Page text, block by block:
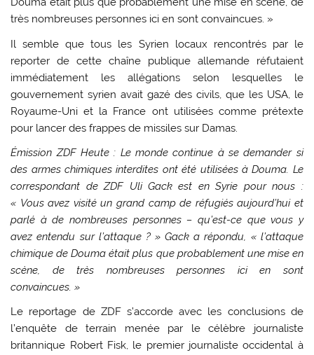
très nombreuses personnes ici en sont convaincues. »
Il semble que tous les Syrien locaux rencontrés par le
reporter de cette chaîne publique allemande réfutaient
immédiatement les allégations selon lesquelles le
gouvernement syrien avait gazé des civils, que les USA, le
Royaume-Uni et la France ont utilisées comme prétexte
pour lancer des frappes de missiles sur Damas.
Émission ZDF Heute : Le monde continue à se demander si
des armes chimiques interdites ont été utilisées à Douma. Le
correspondant de ZDF Uli Gack est en Syrie pour nous :
« Vous avez visité un grand camp de réfugiés aujourd’hui et
parlé à de nombreuses personnes – qu’est-ce que vous y
avez entendu sur l’attaque ? » Gack a répondu, « l’attaque
chimique de Douma était plus que probablement une mise en
scène, de très nombreuses personnes ici en sont
convaincues. »
Le reportage de ZDF s’accorde avec les conclusions de
l’enquête de terrain menée par le célèbre journaliste
britannique Robert Fisk, le premier journaliste occidental à